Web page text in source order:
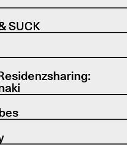
SUCK